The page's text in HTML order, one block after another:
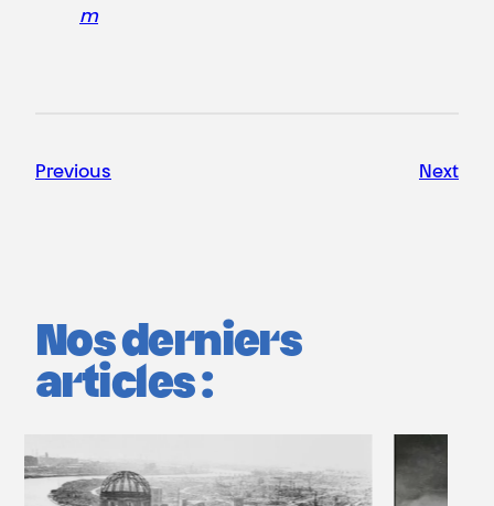
m
Previous Next
Nos derniers
articles :